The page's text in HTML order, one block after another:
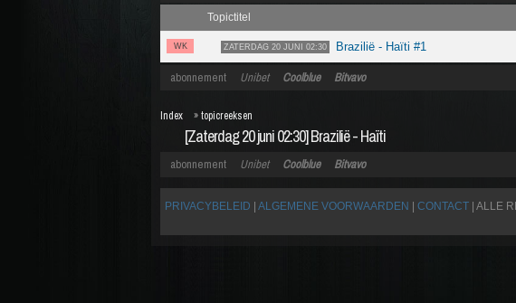
Topictitel
WK ZATERDAG 20 JUNI 02:30 Brazilië - Haïti #1
abonnement Unibet Coolblue Bitvavo
[Zaterdag 20 juni 02:30] Brazilië - Haïti
Index »topicreeksen
abonnement Unibet Coolblue Bitvavo
PRIVACYBELEID ALGEMENE VOORWAARDEN CONTACT | ALLE